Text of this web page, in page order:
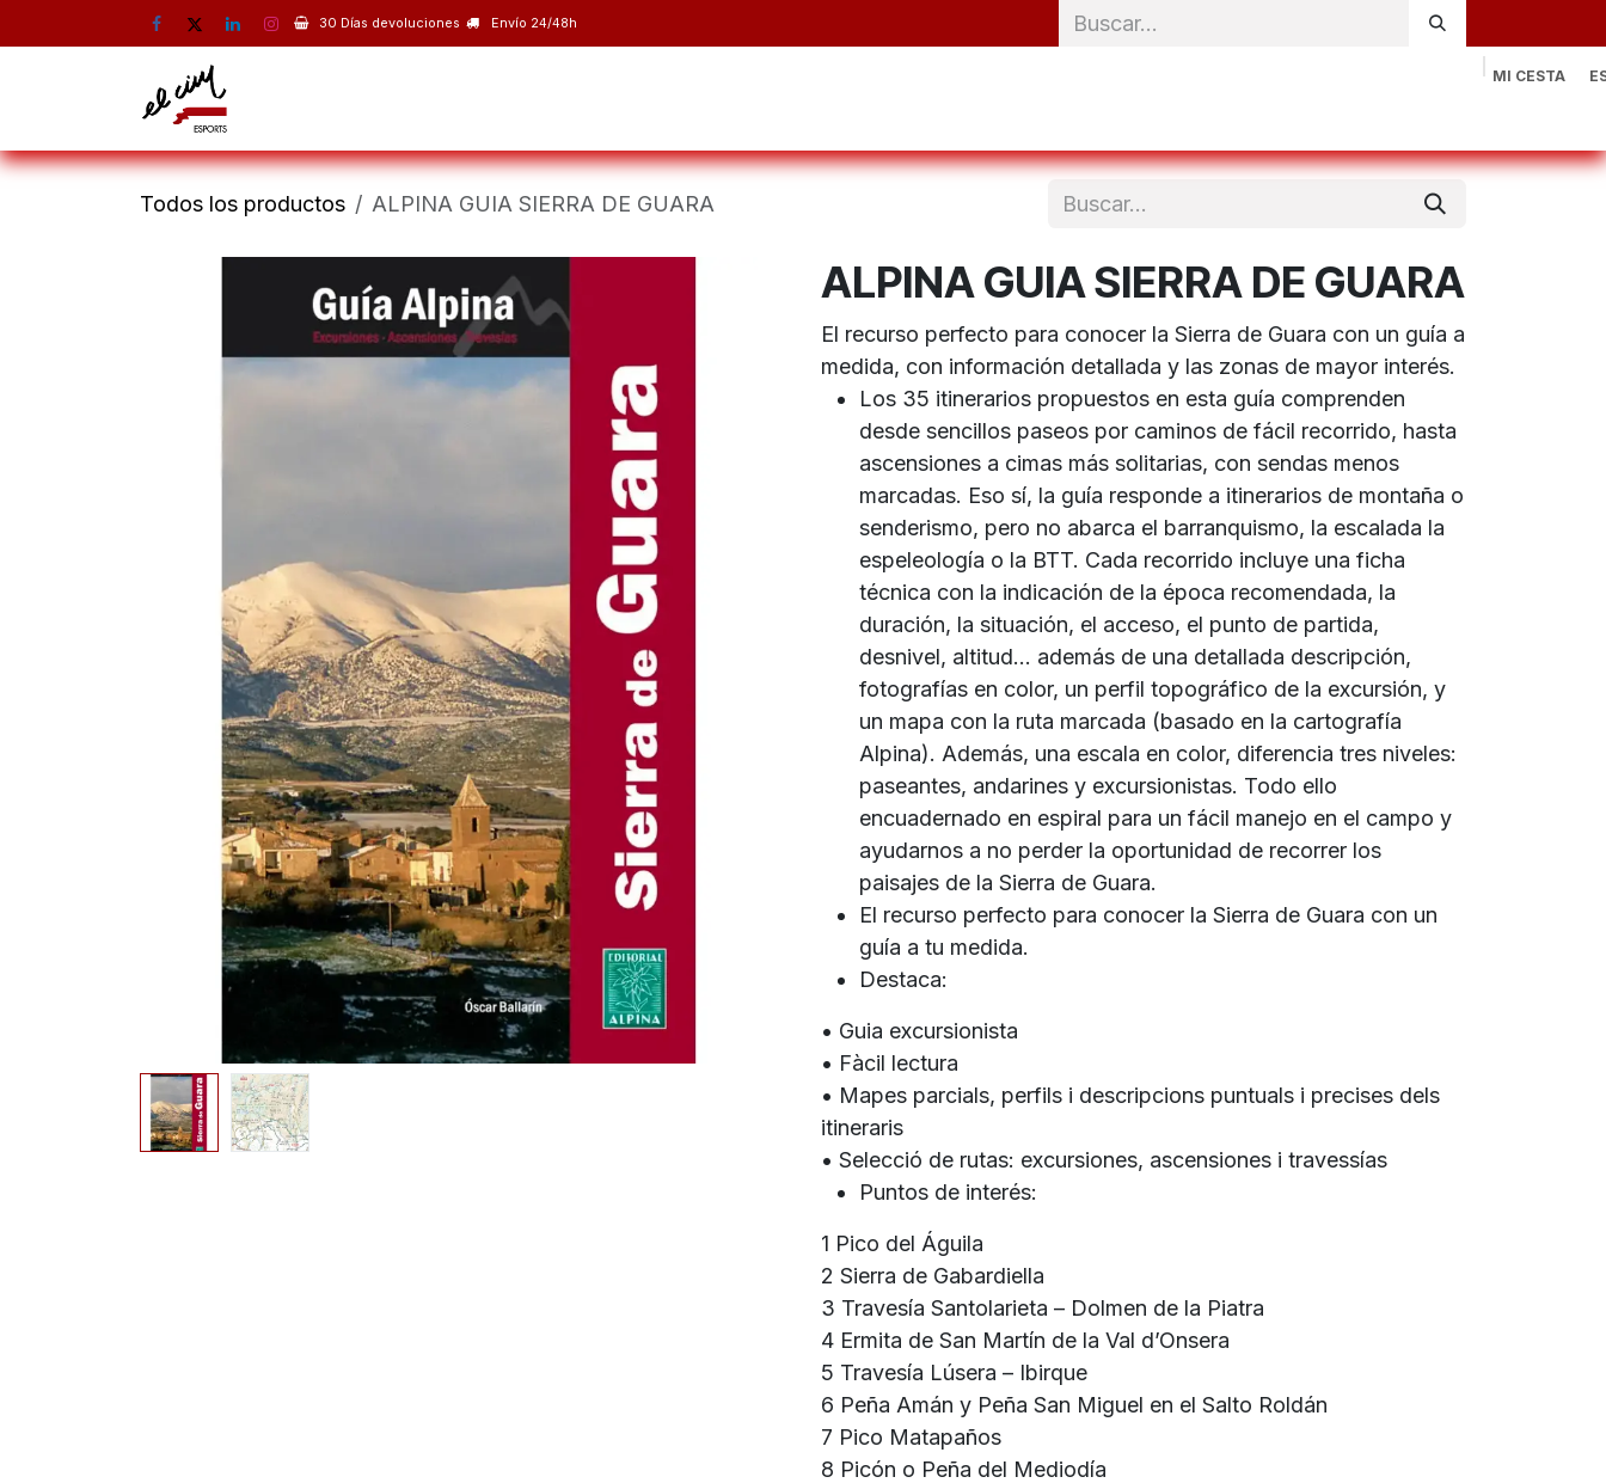
30 Días devoluciones Envío 24/48h
MI CESTA
Todos los productos ALPINA GUIA SIERRA DE GUARA
ALPINA GUIA SIERRA DE GUARA
El recurso perfecto para conocer la Sierra de Guara con un guía a
medida, con información detallada y las zonas de mayor interés.
Los 35 itinerarios propuestos en esta guía comprenden
desde sencillos paseos por caminos de fácil recorrido, hasta
ascensiones a cimas más solitarias, con sendas menos
marcadas. Eso sí, la guía responde a itinerarios de montaña o
senderismo, pero no abarca el barranquismo, la escalada la
espeleología o la BTT. Cada recorrido incluye una ficha
técnica con la indicación de la época recomendada, la
duración, la situación, el acceso, el punto de partida,
desnivel, altitud... además de una detallada descripción,
fotografías en color, un perfil topográfico de la excursión, y
un mapa con la ruta marcada (basado en la cartografía
Alpina). Además, una escala en color, diferencia tres niveles:
paseantes, andarines y excursionistas. Todo ello
encuadernado en espiral para un fácil manejo en el campo y
ayudarnos a no perder la oportunidad de recorrer los
paisajes de la Sierra de Guara.
El recurso perfecto para conocer la Sierra de Guara con un
guía a tu medida.
Destaca:
• Guia excursionista
• Fàcil lectura
• Mapes parcials, perfils i descripcions puntuals i precises dels
itineraris
• Selecció de rutas: excursiones, ascensiones i travessías
Puntos de interés:
1 Pico del Águila
2 Sierra de Gabardiella
3 Travesía Santolarieta – Dolmen de la Piatra
4 Ermita de San Martín de la Val d’Onsera
5 Travesía Lúsera – Ibirque
6 Peña Amán y Peña San Miguel en el Salto Roldán
7 Pico Matapaños
8 Picón o Peña del Mediodía